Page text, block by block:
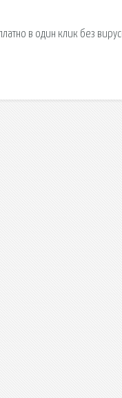
в один клик без